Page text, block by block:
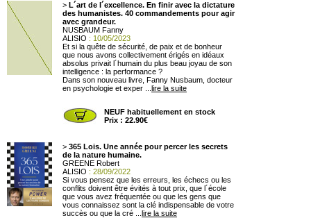
> L´art de l´excellence. En finir avec la dictature
des humanistes. 40 commandements pour agir
avec grandeur.
NUSBAUM Fanny
ALISIO : 10/05/2023
Et si la quête de sécurité, de paix et de bonheur
que nous avons collectivement érigés en idéaux
absolus privait l´humain du plus beau joyau de son
intelligence : la performance ?
Dans son nouveau livre, Fanny Nusbaum, docteur
en psychologie et exper ... lire la suite
NEUF habituellement en stock
Prix : 22.90€
> 365 Lois. Une année pour percer les secrets
de la nature humaine.
GREENE Robert
ALISIO : 28/09/2022
Si vous pensez que les erreurs, les échecs ou les
conflits doivent être évités à tout prix, que l´école
que vous avez fréquentée ou que les gens que
vous connaissez sont la clé indispensable de votre
succès ou que la cré ... lire la suite